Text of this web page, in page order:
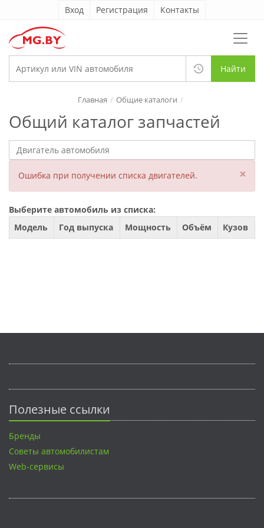
Вход Регистрация Контакты
Найти
Общий каталог запчастей
Главная Общие каталоги
Ошибка при получении списка двигателей. ×
Выберите автомобиль из списка:
Модель
Год выпуска Мощность Объём Кузов
Полезные ссылки
Бренды
Советы автомобилистам
Web-сервисы